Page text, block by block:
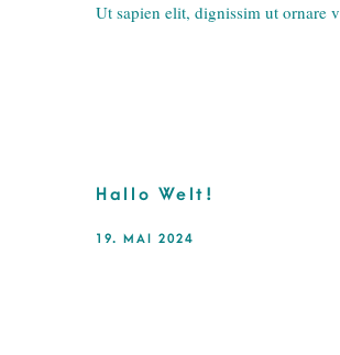
Ut sapien elit, dignissim ut ornare
Hallo Welt!
19. MAI 2024